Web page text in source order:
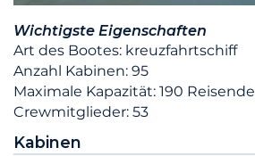
Wichtigste Eigenschaften
Art des Bootes: kreuzfahrtschiff
Anzahl Kabinen: 95
Maximale Kapazität: 190 Reisende
Crewmitglieder: 53
Kabinen